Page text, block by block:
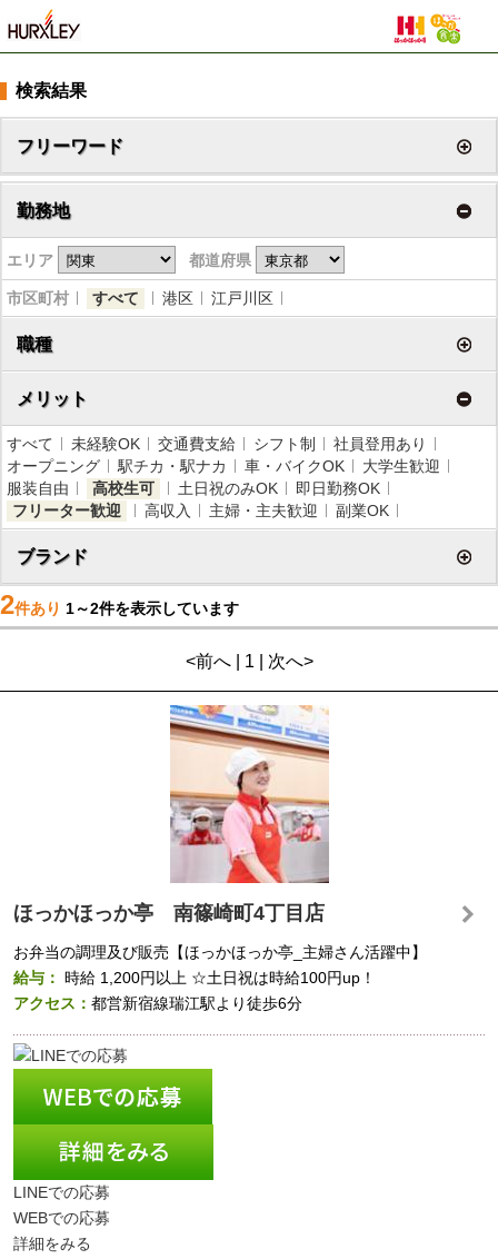
検索結果
フリーワード
勤務地
エリア 都道府県
市区町村 すべて 港区 江戸川区
職種
メリット
すべて 未経験OK 交通費支給 シフト制
社員登用あり
オープニング
駅チカ・駅ナカ 車・バイクOK
大学生歓迎
服装自由
高校生可 土日祝のみOK
即日勤務OK
フリーター歓迎
高収入 主婦・主夫歓迎 副業OK
ブランド
2件あり 1～2件を表示しています
<前へ | 1 | 次へ>
ほっかほっか亭 南篠崎町4丁目店
お弁当の調理及び販売【ほっかほっか亭_主婦さん活躍中】
給与： 時給 1,200円以上 ☆土日祝は時給100円up！
アクセス： 都営新宿線瑞江駅より徒歩6分
LINEでの応募
WEBでの応募
詳細をみる